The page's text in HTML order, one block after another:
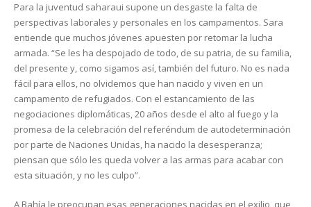
Para la juventud saharaui supone un desgaste la falta de
perspectivas laborales y personales en los campamentos. Sara
entiende que muchos jóvenes apuesten por retomar la lucha
armada. “Se les ha despojado de todo, de su patria, de su familia,
del presente y, como sigamos así, también del futuro. No es nada
fácil para ellos, no olvidemos que han nacido y viven en un
campamento de refugiados. Con el estancamiento de las
negociaciones diplomáticas, 20 años desde el alto al fuego y la
promesa de la celebración del referéndum de autodeterminación
por parte de Naciones Unidas, ha nacido la desesperanza;
piensan que sólo les queda volver a las armas para acabar con
esta situación, y no les culpo”.